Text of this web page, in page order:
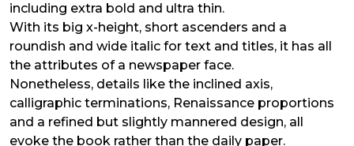
including extra bold and ultra thin.
With its big x-height, short ascenders and a
roundish and wide italic for text and titles, it has all
the attributes of a newspaper face.
Nonetheless, details like the inclined axis,
calligraphic terminations, Renaissance proportions
and a refined but slightly mannered design, all
evoke the book rather than the daily paper.